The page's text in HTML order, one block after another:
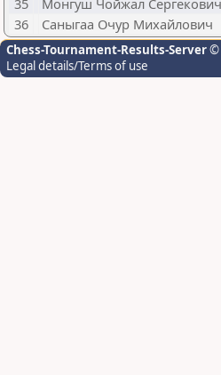
35 Монгуш Чойжал Сергекович
36
Саныгаа Очур Михайлович
Chess-Tournament-Results-Server©
Legal details/Terms of use